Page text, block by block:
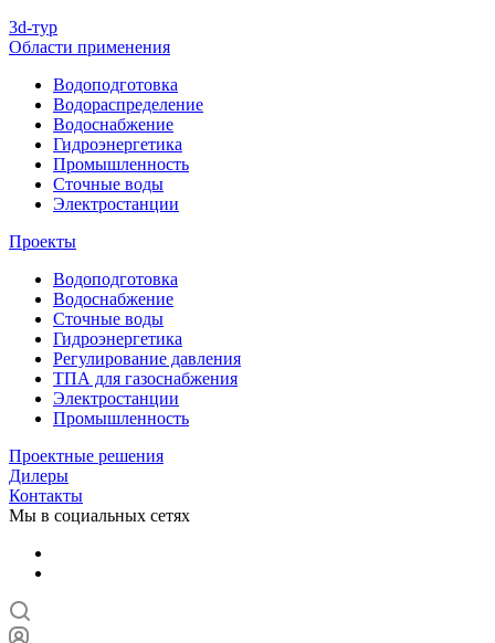
3d-тур
Области применения
Водоподготовка
Водораспределение
Водоснабжение
Гидроэнергетика
Промышленность
Сточные воды
Электростанции
Проекты
Водоподготовка
Водоснабжение
Сточные воды
Гидроэнергетика
Регулирование давления
ТПА для газоснабжения
Электростанции
Промышленность
Проектные решения
Дилеры
Контакты
Мы в социальных сетях